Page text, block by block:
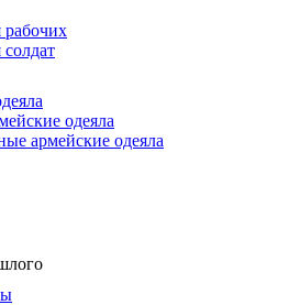
одеяла
армейские одеяла